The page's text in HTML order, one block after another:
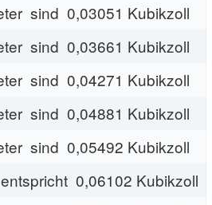
sind 0,03051 Kubikzoll
sind 0,03661 Kubikzoll
sind 0,04271 Kubikzoll
sind 0,04881 Kubikzoll
sind 0,05492 Kubikzoll
0,06102 Kubikzoll